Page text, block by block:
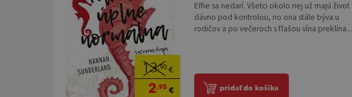
13,90 €
2,95 €
Effie sa nedarí. Všetci okolo nej už majú život
dávno pod kontrolou, no ona stále býva u
rodičov a po večeroch s fľašou vína preklína...
pridať do košíka